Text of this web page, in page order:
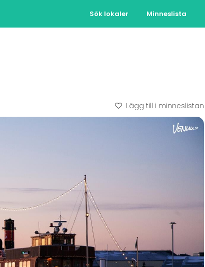
Sök lokaler Minneslista
Lägg till i minneslistan